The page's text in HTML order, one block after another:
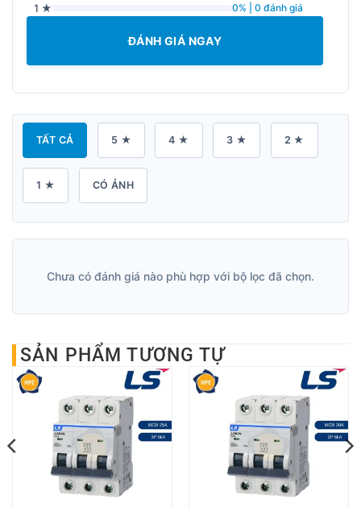
1 ★ 0% | 0 đánh giá
ĐÁNH GIÁ NGAY
TẤT CẢ 5 ★ 4 ★ 3 ★ 2 ★
1 ★ CÓ ẢNH
Chưa có đánh giá nào phù hợp với bộ lọc đã chọn.
SẢN PHẨM TƯƠNG TỰ